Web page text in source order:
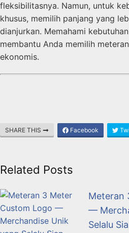
fleksibilitasnya. Namun, untuk
khusus, memilih panjang yang
dianjurkan. Memahami
membantu Anda memilih
ekonomis.
SHARE THIS Facebook
Related Posts
Meteran
—
Selalu